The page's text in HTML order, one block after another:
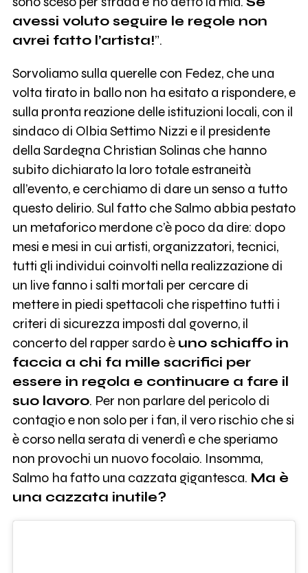
avessi voluto seguire le regole non
avrei fatto l’artista!”.
Sorvoliamo sulla querelle con Fedez, che una
volta tirato in ballo non ha esitato a rispondere, e
sulla pronta reazione delle istituzioni locali, con il
sindaco di Olbia Settimo Nizzi e il presidente
della Sardegna Christian Solinas che hanno
subito dichiarato la loro totale estraneità
all’evento, e cerchiamo di dare un senso a tutto
questo delirio. Sul fatto che Salmo abbia pestato
un metaforico merdone c’è poco da dire: dopo
mesi e mesi in cui artisti, organizzatori, tecnici,
tutti gli individui coinvolti nella realizzazione di
un live fanno i salti mortali per cercare di
mettere in piedi spettacoli che rispettino tutti i
criteri di sicurezza imposti dal governo, il
concerto del rapper sardo è uno schiaffo in
faccia a chi fa mille sacrifici per
essere in regola e continuare a fare il
suo lavoro. Per non parlare del pericolo di
contagio e non solo per i fan, il vero rischio che si
è corso nella serata di venerdì e che speriamo
non provochi un nuovo focolaio. Insomma,
Salmo ha fatto una cazzata gigantesca. Ma è
una cazzata inutile?